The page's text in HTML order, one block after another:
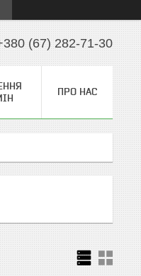
(67) 282-71-30
ПРО НАС